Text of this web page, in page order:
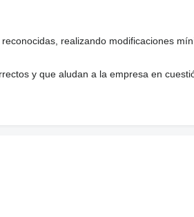
realizando modificaciones
y que aludan a la empresa en